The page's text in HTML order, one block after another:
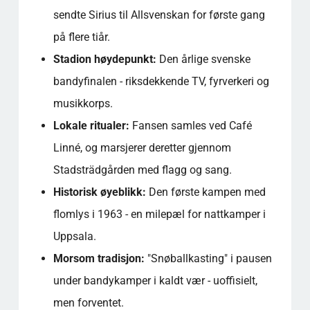
sendte Sirius til Allsvenskan for første gang
på flere tiår.
Stadion høydepunkt: Den årlige svenske
bandyfinalen - riksdekkende TV, fyrverkeri og
musikkorps.
Lokale ritualer: Fansen samles ved Café
Linné, og marsjerer deretter gjennom
Stadsträdgården med flagg og sang.
Historisk øyeblikk: Den første kampen med
flomlys i 1963 - en milepæl for nattkamper i
Uppsala.
Morsom tradisjon: "Snøballkasting" i pausen
under bandykamper i kaldt vær - uoffisielt,
men forventet.